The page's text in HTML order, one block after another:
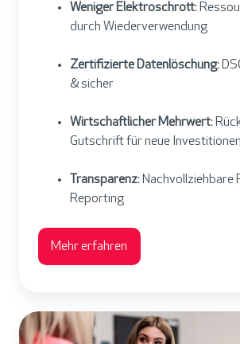
Weniger Elektroschrott:
durch Wiederverwendung
Zertifizierte Datenlöschung:
& sicher
Wirtschaftlicher Mehrwert:
Gutschrift für neue Investitionen
Transparenz:Nachvollziehbare
Reporting
Mehr erfahren